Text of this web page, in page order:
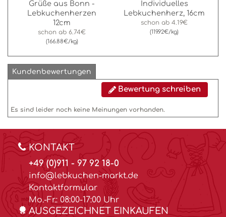
Grüße aus Bonn -
Lebkuchenherzen
12cm
schon ab 6.74€
(166.88€/kg)
Individuelles
Lebkuchenherz, 16cm
schon ab 4.19€
(119.92€/kg)
Kundenbewertungen
Bewertung schreiben
Es sind leider noch keine Meinungen vorhanden.
KONTAKT
+49 (0)911 - 97 92 18-0
info@lebkuchen-markt.de
Kontaktformular
Mo.-Fr.: 08:00-17:00 Uhr
AUSGEZEICHNET EINKAUFEN